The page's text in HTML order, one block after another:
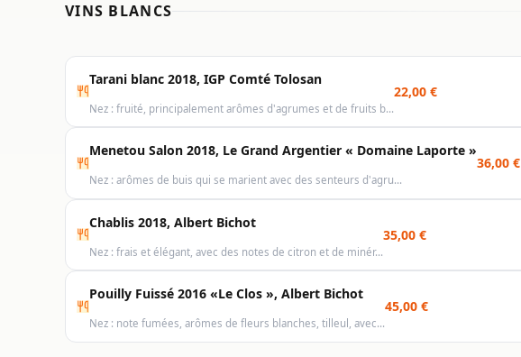
VINS BLANCS
Tarani blanc 2018, IGP Comté Tolosan
Nez : fruité, principalement arômes d'agrumes et de fruits b…
22,00 €
Menetou Salon 2018, Le Grand Argentier « Domaine Laporte »
Nez : arômes de buis qui se marient avec des senteurs d'agru…
36,00 €
Chablis 2018, Albert Bichot
Nez : frais et élégant, avec des notes de citron et de minér…
35,00 €
Pouilly Fuissé 2016 «Le Clos », Albert Bichot
Nez : note fumées, arômes de fleurs blanches, tilleul, avec…
45,00 €